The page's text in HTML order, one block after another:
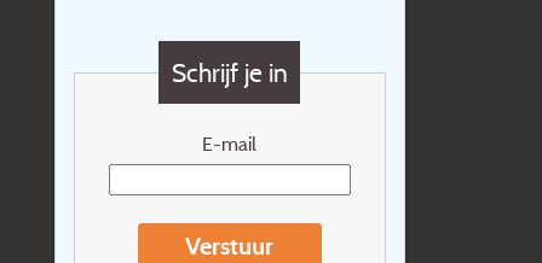
Schrijf je in
E-mail
Verstuur
Vragen?
Cadeaubon
Nieuwsbrief
Reisvoorwaarden